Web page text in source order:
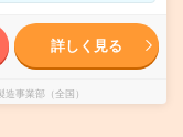
詳しく見る
事業部（全国）